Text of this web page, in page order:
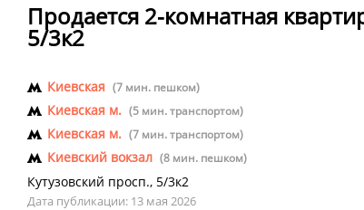
Продается 2-комнатная
5/3к2
Киевская (7 мин. пешком)
Киевская м. (5 мин. транспортом)
Киевская м. (7 мин. транспортом)
Киевский вокзал (8 мин. пешком)
Кутузовский просп., 5/3к2
Дата публикации: 13 мая 2026